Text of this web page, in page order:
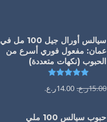
سيالس أورال جيل 100 مل في
عمان: مفعول فوري أسرع من
الحبوب (نكهات متعددة)
15.00ر.ع. 14.00ر.ع.
حبوب سيالس 100 ملي